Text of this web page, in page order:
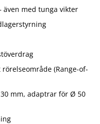
även med tunga vikter
(Range-of-
mm, adaptrar för Ø 50